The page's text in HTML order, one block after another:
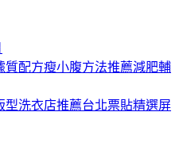
質配方瘦小腹方法推薦減肥輔
型洗衣店推薦台北票貼精選屏